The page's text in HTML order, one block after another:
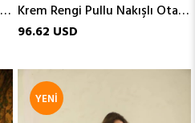
Turuncu Renk Geçişli Kolsuz Parlak Elbise
Krem Rengi Pullu Nakışlı Otantik Elbise
96.62 USD
YENI